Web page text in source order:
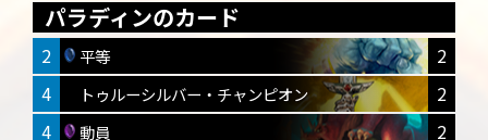
パラディンのカード
2 平等
2
4
トゥルーシルバー・チャンピオン
2
4
動員
2